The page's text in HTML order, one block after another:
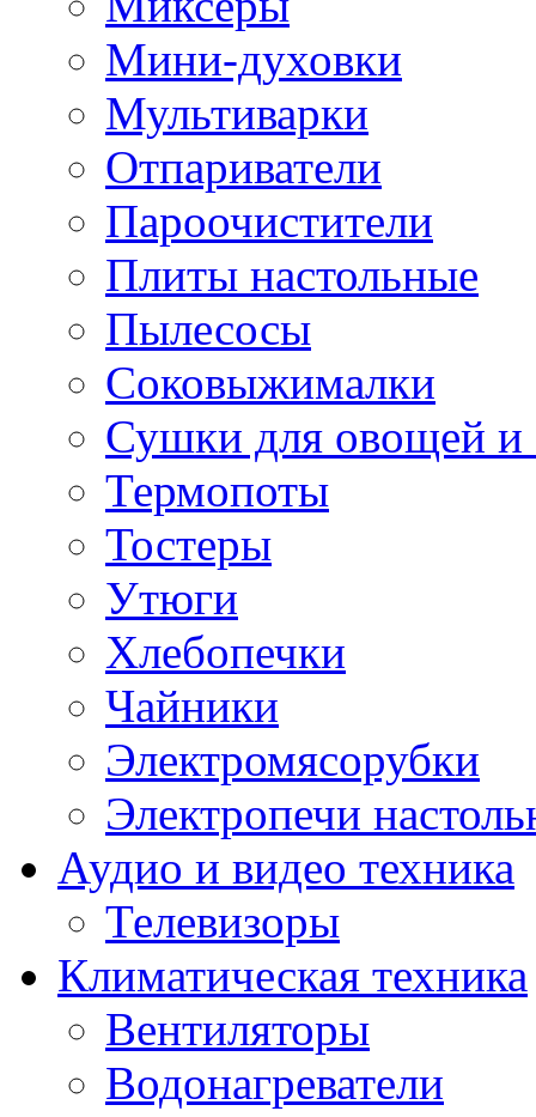
Мини-духовки
Мультиварки
Отпариватели
Пароочистители
Плиты настольные
Пылесосы
Соковыжималки
Сушки для овощей и
Термопоты
Тостеры
Утюги
Хлебопечки
Чайники
Электромясорубки
Электропечи
Аудио и видео техника
Телевизоры
Климатическая техника
Вентиляторы
Водонагреватели